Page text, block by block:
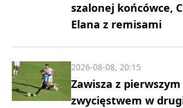
szalonej końcówce,
Elana z remisami
Zawisza z pierwszym
zwycięstwem w
2026-08-08, 20:15